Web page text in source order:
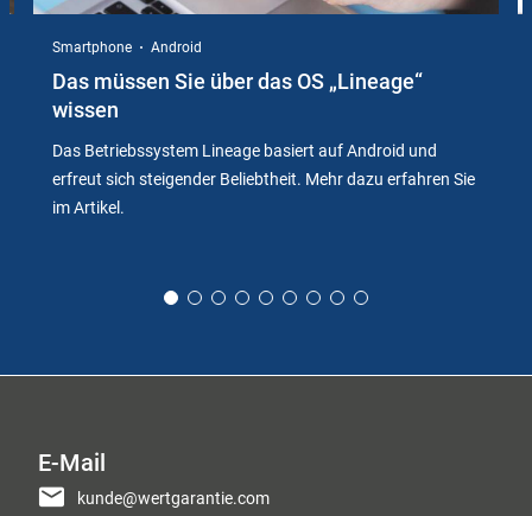
Smartphone Android
Das müssen Sie über das OS „Lineage“
wissen
Das Betriebssystem Lineage basiert auf Android und
erfreut sich steigender Beliebtheit. Mehr dazu erfahren Sie
im Artikel.
E-Mail
kunde@wertgarantie.com